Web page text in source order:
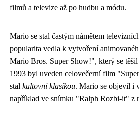
filmů a televize až po hudbu a módu.
Mario se stal častým námětem
popularita vedla k vytvoření
Mario Bros. Super Show!", který se
1993 byl uveden celovečerní film
stal kultovní klasikou. Mario se objevil i
například ve snímku "Ralph Rozbi-it" z